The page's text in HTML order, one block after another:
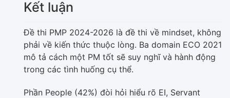
Kết luận
Đề thi PMP 2024-2026 là đề thi về mindset, không
phải về kiến thức thuộc lòng. Ba domain ECO 2021
mô tả cách một PM tốt sẽ suy nghĩ và hành động
trong các tình huống cụ thể.
Phần People (42%) đòi hỏi hiểu rõ EI, Servant